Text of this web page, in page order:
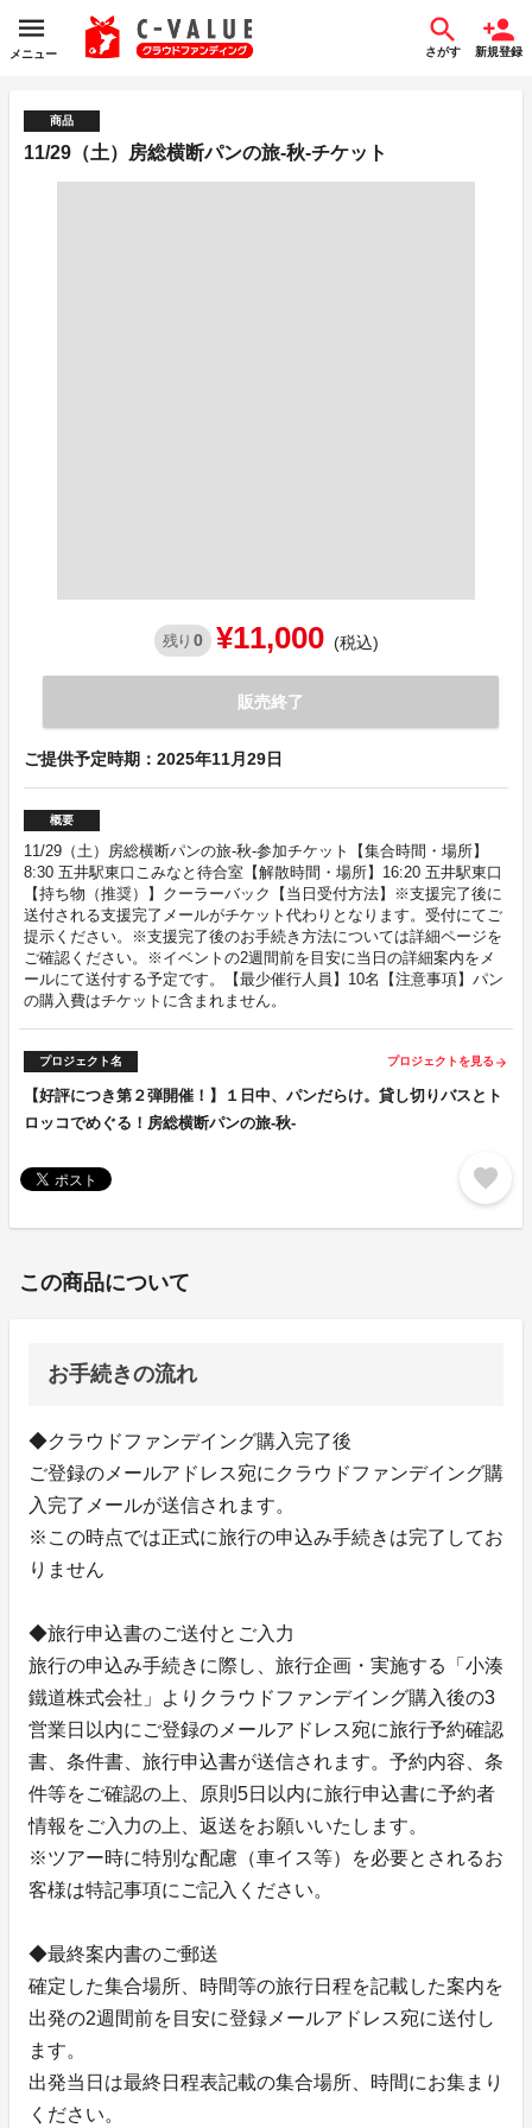
メニュー さがす 新規登録
商品
11/29（土）房総横断パンの旅-秋-チケット
残り 0 ¥11,000 (税込)
販売終了
ご提供予定時期：2025年11月29日
概要
11/29（土）房総横断パンの旅-秋-参加チケット【集合時間・場所】
8:30 五井駅東口こみなと待合室【解散時間・場所】16:20 五井駅東口
【持ち物（推奨）】クーラーバック【当日受付方法】※支援完了後に
送付される支援完了メールがチケット代わりとなります。受付にてご
提示ください。※支援完了後のお手続き方法については詳細ページを
ご確認ください。※イベントの2週間前を目安に当日の詳細案内をメ
ールにて送付する予定です。【最少催行人員】10名【注意事項】パン
の購入費はチケットに含まれません。
プロジェクト名 プロジェクトを見る arrow_forward
【好評につき第２弾開催！】１日中、パンだらけ。貸し切りバスとト
ロッコでめぐる！房総横断パンの旅-秋-
favorite
この商品について
お手続きの流れ
◆クラウドファンデイング購入完了後
ご登録のメールアドレス宛にクラウドファンデイング購
入完了メールが送信されます。
※この時点では正式に旅行の申込み手続きは完了してお
りません
◆旅行申込書のご送付とご入力
旅行の申込み手続きに際し、旅行企画・実施する「小湊
鐵道株式会社」よりクラウドファンデイング購入後の3
営業日以内にご登録のメールアドレス宛に旅行予約確認
書、条件書、旅行申込書が送信されます。予約内容、条
件等をご確認の上、原則5日以内に旅行申込書に予約者
情報をご入力の上、返送をお願いいたします。
※ツアー時に特別な配慮（車イス等）を必要とされるお
客様は特記事項にご記入ください。
◆最終案内書のご郵送
確定した集合場所、時間等の旅行日程を記載した案内を
出発の2週間前を目安に登録メールアドレス宛に送付し
ます。
出発当日は最終日程表記載の集合場所、時間にお集まり
ください。